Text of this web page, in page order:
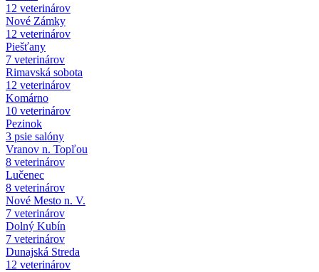
12 veterinárov
Nové Zámky
12 veterinárov
Piešťany
7 veterinárov
Rimavská sobota
12 veterinárov
Komárno
10 veterinárov
Pezinok
3 psie salóny
Vranov n. Topľou
8 veterinárov
Lučenec
8 veterinárov
Nové Mesto n. V.
7 veterinárov
Dolný Kubín
7 veterinárov
Dunajská Streda
12 veterinárov